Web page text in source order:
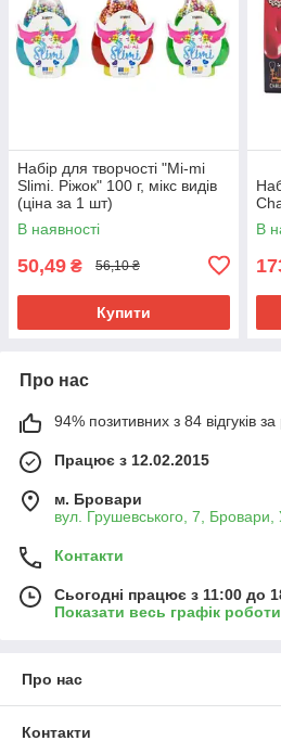
Набір для творчості "Mi-mi
Slimi. Ріжок" 100 г, мікс видів
(ціна за 1 шт)
В наявності
50,49 ₴ 56,10 ₴
Купити
В
Про нас
94% позитивних з 84 відгуків за
Працює з 12.02.2015
м. Бровари
вул. Грушевського, 7, Бровари,
Контакти
Сьогодні працює з 11:00 до
Показати весь графік роботи
Про нас
Контакти